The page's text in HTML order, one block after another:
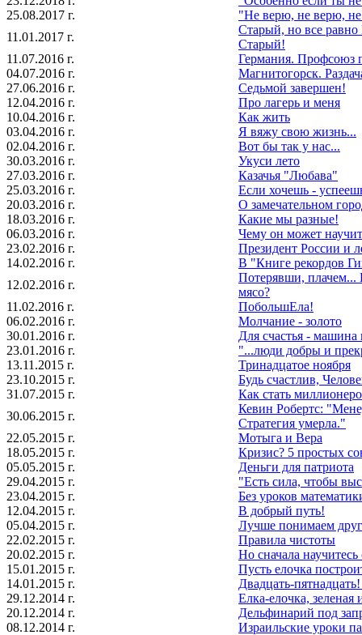
25.08.2017 г.
"Не верю, не верю,
11.01.2017 г.
Старый, но все
Старый!
11.07.2016 г.
Германия. Профсоюз
04.07.2016 г.
Магнитогорск.
27.06.2016 г.
Седьмой завершен!
12.04.2016 г.
Про лагерь и меня
10.04.2016 г.
Как жить
03.04.2016 г.
Я вяжу свою жизнь...
02.04.2016 г.
Вот бы так у нас...
30.03.2016 г.
Укуси лето
27.03.2016 г.
Казачья "Любава"
25.03.2016 г.
Если хочешь -
20.03.2016 г.
О замечательном
18.03.2016 г.
Какие мы разные!
06.03.2016 г.
Чему он может
23.02.2016 г.
Президент России и
14.02.2016 г.
В "Книге рекордов
12.02.2016 г.
Потерявши, плачем...
мясо?
11.02.2016 г.
ПобольшЕла!
06.02.2016 г.
Молчание - золото
30.01.2016 г.
Для счастья - машина
23.01.2016 г.
"...люди добры и
13.11.2015 г.
Тринадцатое ноября
23.10.2015 г.
Будь счастлив,
31.07.2015 г.
Как стать
30.06.2015 г.
Кевин Робертс:
Стратегия умерла."
22.05.2015 г.
Мотыга и Вера
18.05.2015 г.
Кризис? 5 простых
05.05.2015 г.
Деньги для патриота
29.04.2015 г.
"Есть сила, чтобы
23.04.2015 г.
Без уроков
12.04.2015 г.
В добрый путь!
05.04.2015 г.
Лучше понимаем
22.02.2015 г.
Правила чистоты
20.02.2015 г.
Но сначала
15.01.2015 г.
Пусть елочка
14.01.2015 г.
Двадцать-
29.12.2014 г.
Елка-елочка, зеленая
20.12.2014 г.
Дельфинарий под
08.12.2014 г.
Израильские уроки